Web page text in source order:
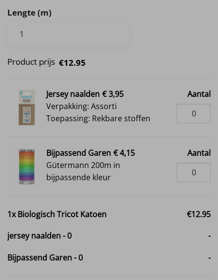
Lengte (m)
Product prijs €12.95
Jersey naalden € 3,95
Verpakking: Assorti
Toepassing: Rekbare stoffen
Aantal
Bijpassend Garen € 4,15
Gütermann 200m in
bijpassende kleur
Aantal
1xBiologisch Tricot Katoen €12.95
jersey naalden-0 -
Bijpassend Garen-0 -